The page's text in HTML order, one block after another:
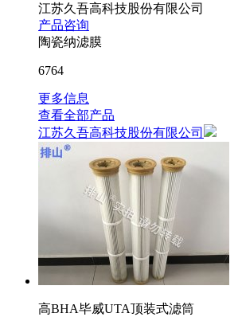
江苏久吾高科技股份有限公司
产品咨询
陶瓷纳滤膜
6764
更多信息
查看全部产品
江苏久吾高科技股份有限公司
高BHA毕威UTA顶装式滤筒